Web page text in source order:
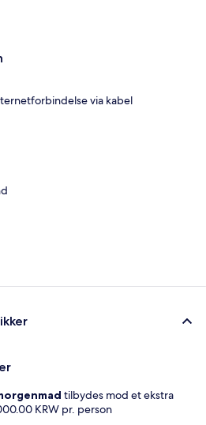
via kabel
tilbydes mod et ekstra
KRW pr. person